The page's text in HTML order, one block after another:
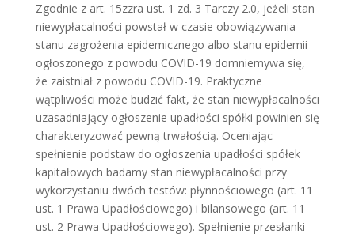
Zgodnie z art. 15zzra ust. 1 zd. 3 Tarczy 2.0, jeżeli stan
niewypłacalności powstał w czasie obowiązywania
stanu zagrożenia epidemicznego albo stanu epidemii
ogłoszonego z powodu COVID-19 domniemywa się,
że zaistniał z powodu COVID-19. Praktyczne
wątpliwości może budzić fakt, że stan niewypłacalności
uzasadniający ogłoszenie upadłości spółki powinien się
charakteryzować pewną trwałością. Oceniając
spełnienie podstaw do ogłoszenia upadłości spółek
kapitałowych badamy stan niewypłacalności przy
wykorzystaniu dwóch testów: płynnościowego (art. 11
ust. 1 Prawa Upadłościowego) i bilansowego (art. 11
ust. 2 Prawa Upadłościowego). Spełnienie przesłanki